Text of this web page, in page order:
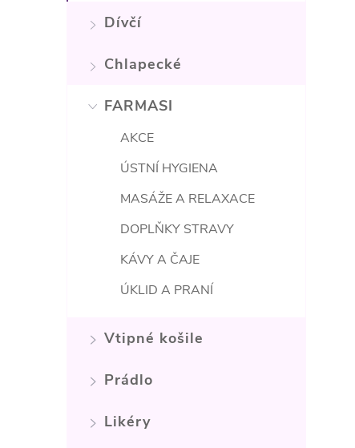
Dívčí
Chlapecké
FARMASI
AKCE
ÚSTNÍ HYGIENA
MASÁŽE A RELAXACE
DOPLŇKY STRAVY
KÁVY A ČAJE
ÚKLID A PRANÍ
Vtipné košile
Prádlo
Likéry